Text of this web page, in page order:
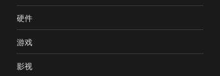
硬件
游戏
影视